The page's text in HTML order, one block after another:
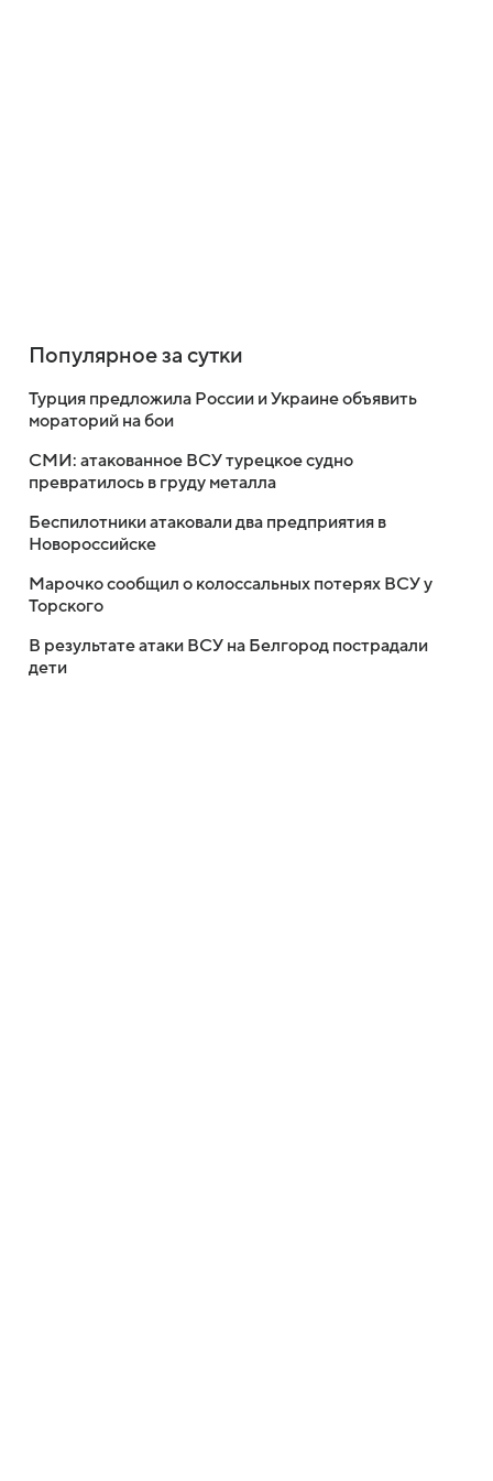
Популярное за сутки
Турция предложила России и Украине объявить
мораторий на бои
СМИ: атакованное ВСУ турецкое судно
превратилось в груду металла
Беспилотники атаковали два предприятия в
Новороссийске
Марочко сообщил о колоссальных потерях ВСУ у
Торского
В результате атаки ВСУ на Белгород пострадали
дети